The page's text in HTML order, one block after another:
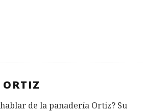
de la panadería Ortiz? Su